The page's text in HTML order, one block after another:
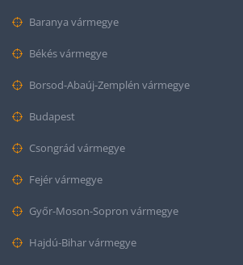
Baranya vármegye
Békés vármegye
Borsod-Abaúj-Zemplén vármegye
Budapest
Csongrád vármegye
Fejér vármegye
Győr-Moson-Sopron vármegye
Hajdú-Bihar vármegye